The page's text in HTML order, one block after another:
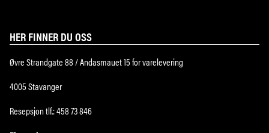
HER FINNER DU OSS
Øvre Strandgate 88 / Andasmauet 15 for varelevering
4005 Stavanger
Resepsjon tlf.: 458 73 846